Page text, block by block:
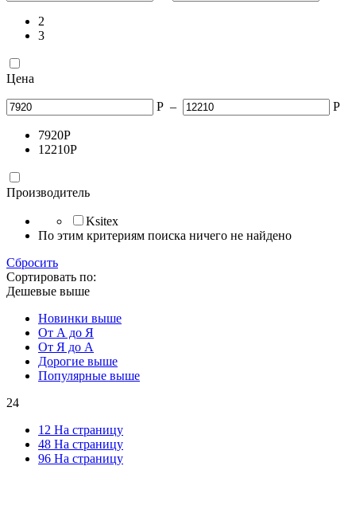
2
3
Цена
Р – Р
7920Р
12210Р
Производитель
Ksitex
По этим критериям поиска ничего не найдено
Сбросить
Сортировать по:
Дешевые выше
Новинки выше
От А до Я
От Я до А
Дорогие выше
Популярные выше
24
12 На страницу
48 На страницу
96 На страницу